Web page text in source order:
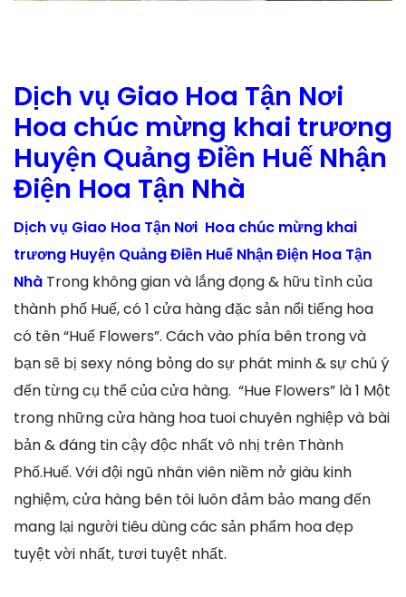
Dịch vụ Giao Hoa Tận Nơi
Hoa chúc mừng khai trương
Huyện Quảng Điền Huế Nhận
Điện Hoa Tận Nhà
Dịch vụ Giao Hoa Tận Nơi Hoa chúc mừng khai
trương Huyện Quảng Điền Huế Nhận Điện Hoa Tận
Nhà Trong không gian và lắng đọng & hữu tình của
thành phố Huế, có 1 cửa hàng đặc sản nổi tiếng hoa
có tên “Huế Flowers”. Cách vào phía bên trong và
bạn sẽ bị sexy nóng bỏng do sự phát minh & sự chú ý
đến từng cụ thể của cửa hàng. “Hue Flowers” là 1 Một
trong những cửa hàng hoa tuoi chuyên nghiệp và bài
bản & đáng tin cậy độc nhất vô nhị trên Thành
Phố.Huế. Với đội ngũ nhân viên niềm nở giàu kinh
nghiệm, cửa hàng bên tôi luôn đảm bảo mang đến
mang lại người tiêu dùng các sản phẩm hoa đẹp
tuyệt vời nhất, tươi tuyệt nhất.